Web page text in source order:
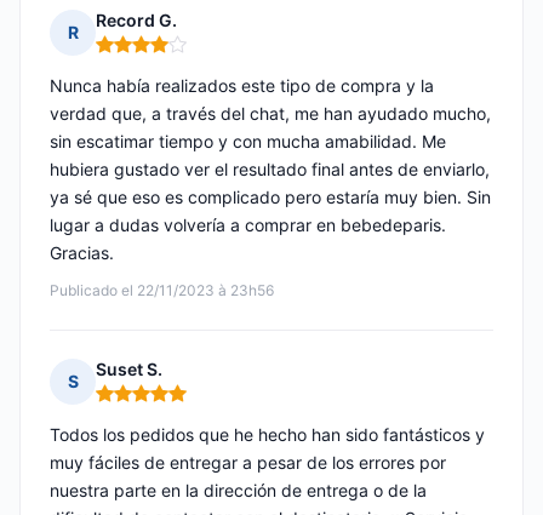
R
Record G.
Nota: 4 de 5
Publicado el 22/11/2023 à 23h56
Nunca había realizados este tipo de compra y la
verdad que, a través del chat, me han ayudado mucho,
sin escatimar tiempo y con mucha amabilidad. Me
hubiera gustado ver el resultado final antes de enviarlo,
ya sé que eso es complicado pero estaría muy bien. Sin
lugar a dudas volvería a comprar en bebedeparis.
Gracias.
S
Suset S.
Nota: 5 de 5
Todos los pedidos que he hecho han sido fantásticos y
muy fáciles de entregar a pesar de los errores por
nuestra parte en la dirección de entrega o de la